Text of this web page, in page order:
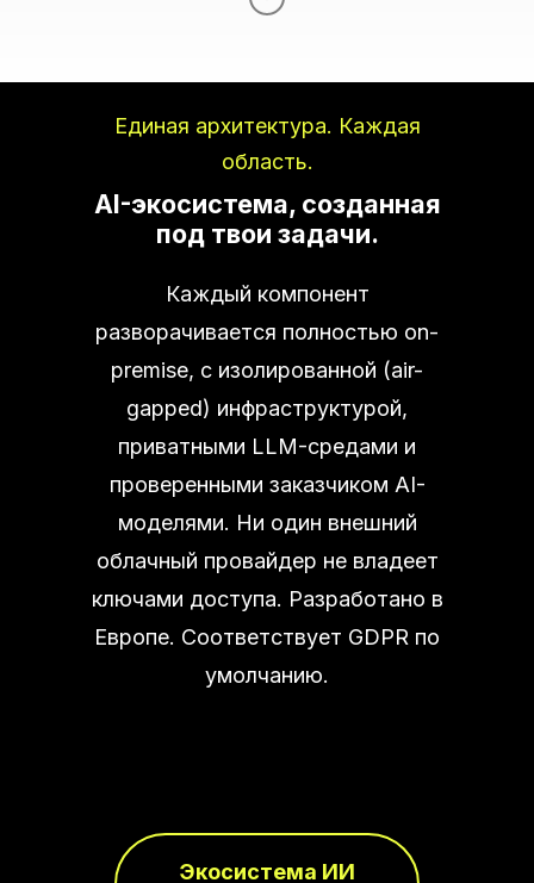
Единая архитектура. Каждая
область.
AI-экосистема, созданная
под твои задачи.
Каждый компонент
разворачивается полностью on-
premise, с изолированной (air-
gapped) инфраструктурой,
приватными LLM-средами и
проверенными заказчиком AI-
моделями. Ни один внешний
облачный провайдер не владеет
ключами доступа. Разработано в
Европе. Соответствует GDPR по
умолчанию.
Экосистема ИИ